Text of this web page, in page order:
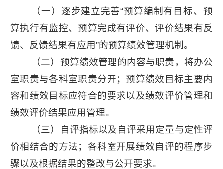
（一）逐步建立完善“预算编制有目标、预
算执行有监控、预算完成有评价、评价结果有反
馈、反馈结果有应用”的预算绩效管理机制。
（二）预算绩效管理的内容与职责，将办公
室职责与各科室职责分开；预算绩效目标主要内
容和绩效目标应符合的要求以及绩效评价管理和
绩效评价结果应用管理。
（三）自评指标以及自评采用定量与定性评
价相结合的方法；各科室开展绩效自评的程序步
骤以及根据结果的整改与公开要求。